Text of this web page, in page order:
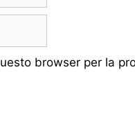
browser per la